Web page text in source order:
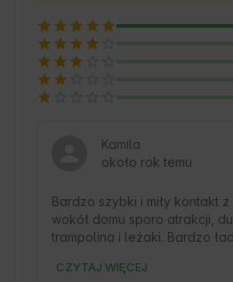
miejskiego zgiełku. 🍃
Kamila
około rok temu
Bardzo szybki i miły kontakt ż
wokół domu sporo atrakcji,
trampolina i leżaki. Bardzo
CZYTAJ WIĘCEJ